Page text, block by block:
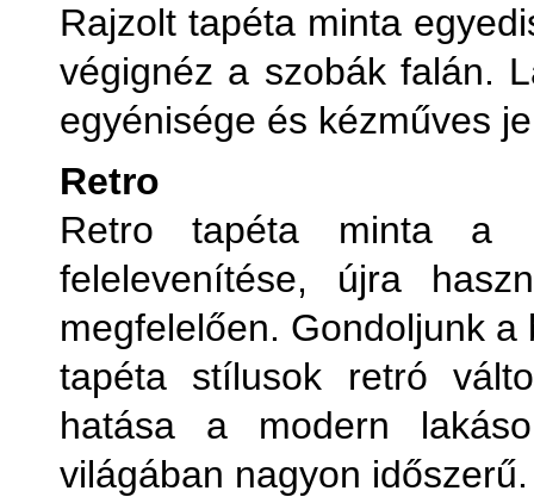
Rajzolt tapéta minta
végignéz a szobák falán.
egyénisége és kézműves
Retro
Retro tapéta minta a
felelevenítése, újra
megfelelően. Gondoljunk
tapéta stílusok retró
hatása a modern
világában nagyon időszerű.